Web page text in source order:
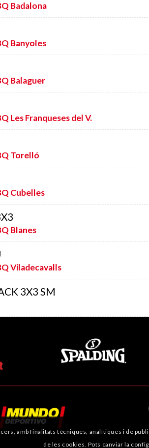
Badalona
Banyoles
Balaguer
Les Franqueses del V.
Torelló
Cubelles
Blanes
Viladecavalls
3X3 SM
amb finalitats tècniques, analítiques i de
de les cookies. Pots canviar la